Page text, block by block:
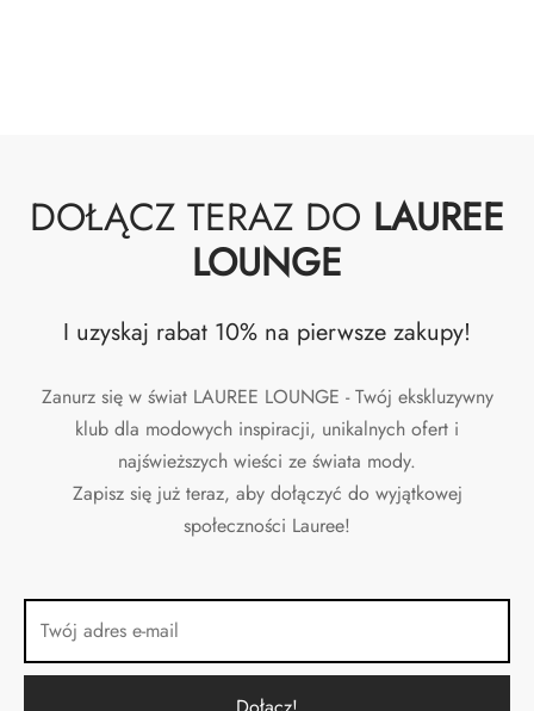
DOŁĄCZ TERAZ DO LAUREE
LOUNGE
I uzyskaj rabat 10% na pierwsze zakupy!
Zanurz się w świat LAUREE LOUNGE - Twój ekskluzywny
klub dla modowych inspiracji, unikalnych ofert i
najświeższych wieści ze świata mody.
Zapisz się już teraz, aby dołączyć do wyjątkowej
społeczności Lauree!